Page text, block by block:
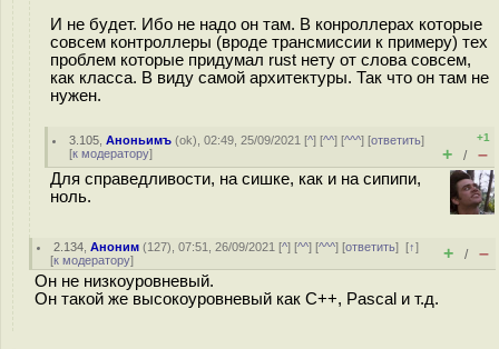
И не будет. Ибо не надо он там. В конроллерах которые
совсем контроллеры (вроде трансмиссии к примеру) тех
проблем которые придумал rust нету от слова совсем,
как класса. В виду самой архитектуры. Так что он там не
нужен.
3.105 ,Аноньимъ (ok), 02:49, 25/09/2021 [^] [^^] [^^^] [ответить]
[к модератору]
+1
+ / –
Для справедливости, на сишке, как и на сипипи,
ноль.
2.134 ,Аноним (127), 07:51, 26/09/2021 [^] [^^] [^^^] [ответить][↑]
[к модератору] + / –
Он не низкоуровневый.
Он такой же высокоуровневый как С++, Pascal и т.д.